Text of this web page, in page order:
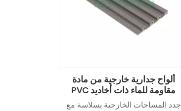
ألواح جدارية خارجية من مادة
PVC مقاومة للماء ذات أخاديد
جدد المساحات الخارجية بسلاسة مع